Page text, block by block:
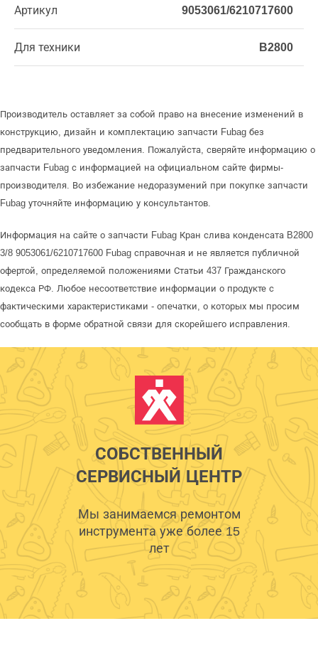
Артикул 9053061/6210717600
Для техники B2800
Производитель оставляет за собой право на внесение изменений в
конструкцию, дизайн и комплектацию запчасти Fubag без
предварительного уведомления. Пожалуйста, сверяйте информацию о
запчасти Fubag с информацией на официальном сайте фирмы-
производителя. Во избежание недоразумений при покупке запчасти
Fubag уточняйте информацию у консультантов.
Информация на сайте о запчасти Fubag Кран слива конденсата B2800
3/8 9053061/6210717600 Fubag справочная и не является публичной
офертой, определяемой положениями Статьи 437 Гражданского
кодекса РФ. Любое несоответствие информации о продукте с
фактическими характеристиками - опечатки, о которых мы просим
сообщать в форме обратной связи для скорейшего исправления.
СОБСТВЕННЫЙ
СЕРВИСНЫЙ ЦЕНТР
Мы занимаемся ремонтом
инструмента уже более 15
лет